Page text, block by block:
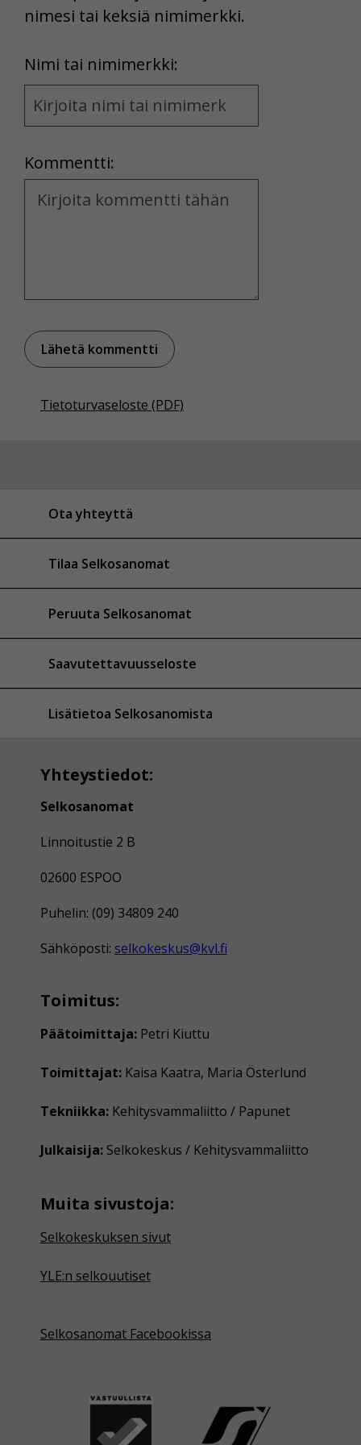
nimesi tai keksiä nimimerkki.
Nimi tai nimimerkki:
Name
and
Kommentti:
Kommentti
Tietoturvaseloste (PDF)
Ota yhteyttä
Tilaa Selkosanomat
Peruuta Selkosanomat
Saavutettavuusseloste
Lisätietoa Selkosanomista
Yhteystiedot:
Selkosanomat
Linnoitustie 2 B
02600 ESPOO
Puhelin: (09) 34809 240
Sähköposti: selkokeskus@kvl.fi
Toimitus:
Päätoimittaja: Petri Kiuttu
Toimittajat: Kaisa Kaatra, Maria Österlund
Tekniikka: Kehitysvammaliitto / Papunet
Julkaisija: Selkokeskus / Kehitysvammaliitto
Muita sivustoja:
Selkokeskuksen sivut
YLE:n selkouutiset
Selkosanomat Facebookissa